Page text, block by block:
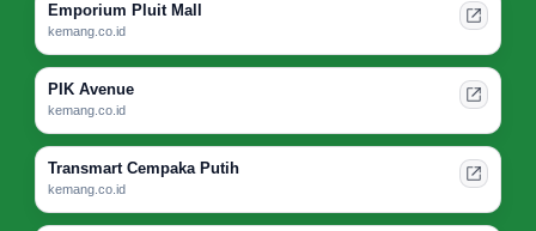
Emporium Pluit Mall
kemang.co.id
PIK Avenue
kemang.co.id
Transmart Cempaka Putih
kemang.co.id